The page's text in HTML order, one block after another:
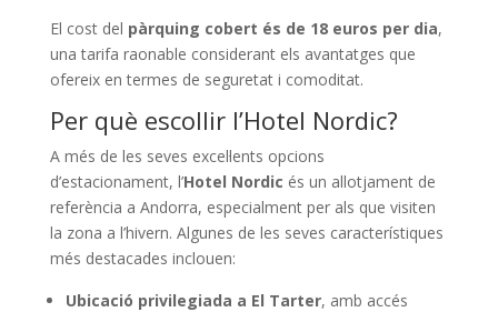
El cost del pàrquing cobert és de 18 euros per dia,
una tarifa raonable considerant els avantatges que
ofereix en termes de seguretat i comoditat.
Per què escollir l’Hotel Nordic?
A més de les seves excel·lents opcions
d’estacionament, l’Hotel Nordic és un allotjament de
referència a Andorra, especialment per als que visiten
la zona a l’hivern. Algunes de les seves característiques
més destacades inclouen:
Ubicació privilegiada a El Tarter, amb accés